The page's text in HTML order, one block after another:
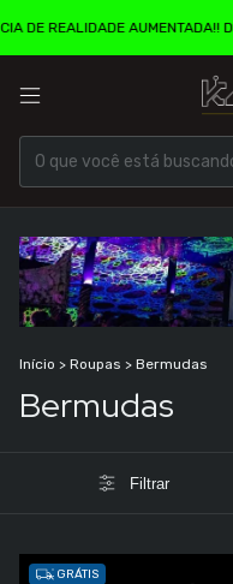
REALIDADE AUMENTADA!!
Início > Roupas > Bermudas
Bermudas
Filtrar
GRÁTIS